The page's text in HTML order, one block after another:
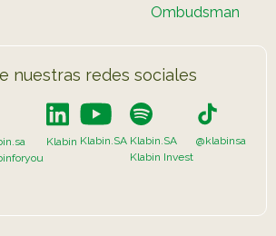
Ombudsman
nuestras redes sociales
Klabin Klabin.SA Klabin.SA
Klabin Invest
@klabinsa